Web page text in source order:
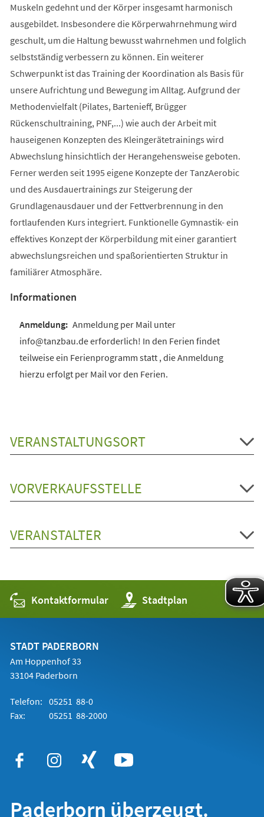
Muskeln gedehnt und der Körper insgesamt harmonisch
ausgebildet. Insbesondere die Körperwahrnehmung wird
geschult, um die Haltung bewusst wahrnehmen und folglich
selbstständig verbessern zu können. Ein weiterer
Schwerpunkt ist das Training der Koordination als Basis für
unsere Aufrichtung und Bewegung im Alltag. Aufgrund der
Methodenvielfalt (Pilates, Bartenieff, Brügger
Rückenschultraining, PNF,...) wie auch der Arbeit mit
hauseigenen Konzepten des Kleingerätetrainings wird
Abwechslung hinsichtlich der Herangehensweise geboten.
Ferner werden seit 1995 eigene Konzepte der TanzAerobic
und des Ausdauertrainings zur Steigerung der
Grundlagenausdauer und der Fettverbrennung in den
fortlaufenden Kurs integriert. Funktionelle Gymnastik- ein
effektives Konzept der Körperbildung mit einer garantiert
abwechslungsreichen und spaßorientierten Struktur in
familiärer Atmosphäre.
Informationen
Anmeldung per Mail unter
info@tanzbau.de erforderlich! In den Ferien findet
teilweise ein Ferienprogramm statt , die Anmeldung
hierzu erfolgt per Mail vor den Ferien.
VERANSTALTUNGSORT
VORVERKAUFSSTELLE
VERANSTALTER
Kontaktformular Stadtplan
(Öffnet
in
einem
STADT PADERBORN
Am Hoppenhof 33
33104 Paderborn
Telefon: 05251 88-0
Fax:
05251 88-2000
Paderborn überzeugt.